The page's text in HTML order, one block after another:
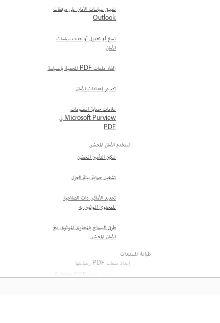
تطبيق سياسات الأمان على مرفقات
Outlook
نسخ أو تعديل أو حذف سياسات
الأمان
إلغاء ملفات PDF المحمية بالسياسة
تصدير إعدادات الأمان
علامات حماية المعلومات
Microsoft Purview في
PDF
استخدم الأمان المحسّن
تمكين التأمين المحسّن
تشغيل حماية بيئة العزل
تحديد الأماكن ذات الصلاحية
للمحتوى الموثوق به
طرق السماح بالمحتوى الموثوق مع
الأمان المحسّن
طباعة المستندات
إعداد ملفات PDF وطباعتها
إعدادات طابعة Adobe PDF